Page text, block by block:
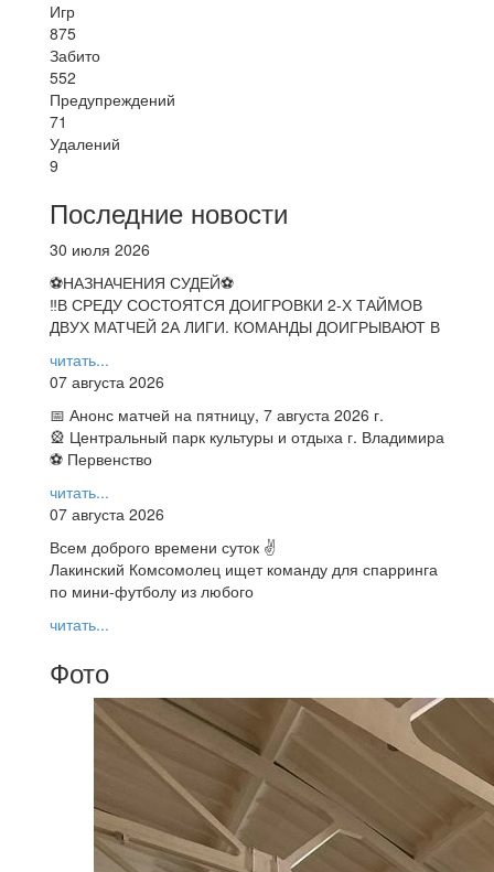
Игр
875
Забито
552
Предупреждений
71
Удалений
9
Последние новости
30 июля 2026
⚽НАЗНАЧЕНИЯ СУДЕЙ⚽
‼В СРЕДУ СОСТОЯТСЯ ДОИГРОВКИ 2-Х ТАЙМОВ
ДВУХ МАТЧЕЙ 2А ЛИГИ. КОМАНДЫ ДОИГРЫВАЮТ В
читать...
07 августа 2026
📅 Анонс матчей на пятницу, 7 августа 2026 г.
🎡 Центральный парк культуры и отдыха г. Владимира
⚽ Первенство
читать...
07 августа 2026
Всем доброго времени суток ✌
Лакинский Комсомолец ищет команду для спарринга
по мини-футболу из любого
читать...
Фото